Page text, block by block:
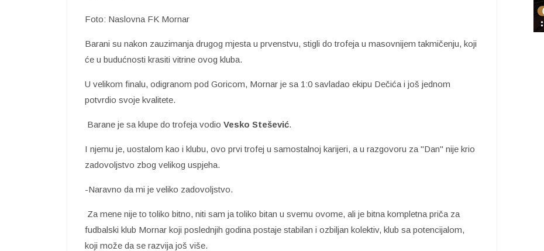
Foto: Naslovna FK Mornar
Barani su nakon zauzimanja drugog mjesta u prvenstvu, stigli do trofeja u masovnijem takmičenju, koji
će u budućnosti krasiti vitrine ovog kluba.
U velikom finalu, odigranom pod Goricom, Mornar je sa 1:0 savladao ekipu Dečića i još jednom
potvrdio svoje kvalitete.
Barane je sa klupe do trofeja vodio Vesko Stešević.
I njemu je, uostalom kao i klubu, ovo prvi trofej u samostalnoj karijeri, a u razgovoru za "Dan" nije krio
zadovoljstvo zbog velikog uspjeha.
-Naravno da mi je veliko zadovoljstvo.
Za mene nije to toliko bitno, niti sam ja toliko bitan u svemu ovome, ali je bitna kompletna priča za
fudbalski klub Mornar koji poslednjih godina postaje stabilan i ozbiljan kolektiv, klub sa potencijalom,
koji može da se razvija još više.